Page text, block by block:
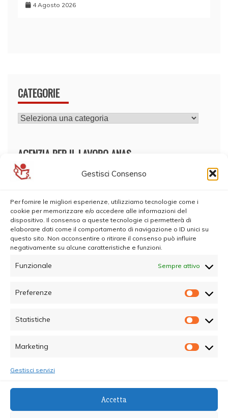
Gestisci Consenso
Per fornire le migliori esperienze, utilizziamo tecnologie come i
cookie per memorizzare e/o accedere alle informazioni del
dispositivo. Il consenso a queste tecnologie ci permetterà di
elaborare dati come il comportamento di navigazione o ID unici su
questo sito. Non acconsentire o ritirare il consenso può influire
negativamente su alcune caratteristiche e funzioni.
Funzionale Sempre attivo
Preferenze
Statistiche
Marketing
Gestisci servizi
Accetta
4 Agosto 2026
CATEGORIE
CATEGORIE
AGENZIA PER IL LAVORO ANAS
96015470825 - Testata Giornalistica online Registrata